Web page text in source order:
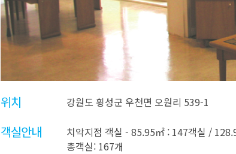
위치 강원도 횡성군 우천면 오원리 539-1
객실안내
치악지점 객실 - 85.95㎡ : 147객실 /
총객실: 167개